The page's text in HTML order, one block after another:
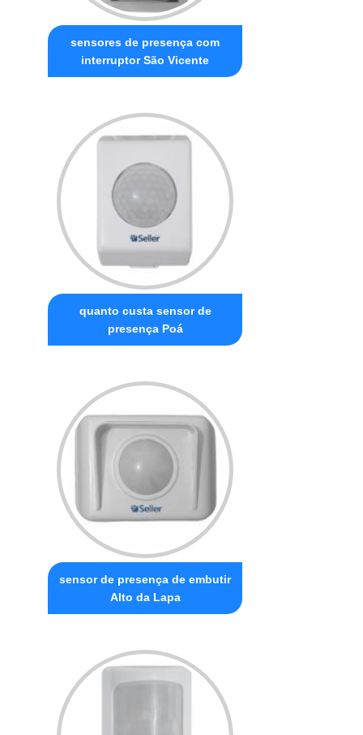
sensores de presença com
interruptor São Vicente
quanto custa sensor de
presença Poá
sensor de presença de embutir
Alto da Lapa